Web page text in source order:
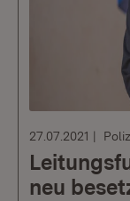
27.07.2021
neu